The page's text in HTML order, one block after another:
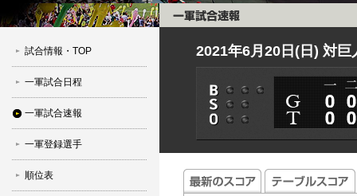
試合情報・TOP
一軍試合日程
一軍試合速報
一軍登録選手
順位表
2021年6月20日(日) 対巨